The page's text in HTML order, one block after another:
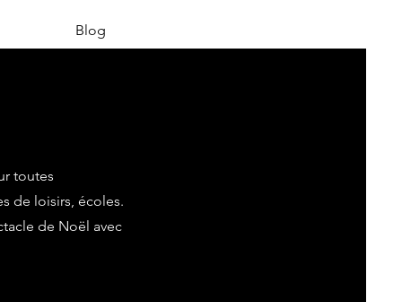
Blog
toutes
de loisirs, écoles.
de Noël avec